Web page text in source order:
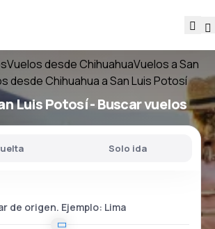
Vuelos desde ChihuahuaVuelos a San
desde Chihuahua a San Luis Potosí
Luis Potosí- Buscar vuelos
Solo ida